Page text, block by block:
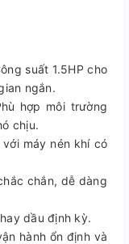
suất 1.5HP cho
ngắn.
hợp môi trường
chịu.
máy nén khí có
chắn, dễ dàng
dầu định kỳ.
hành ổn định và